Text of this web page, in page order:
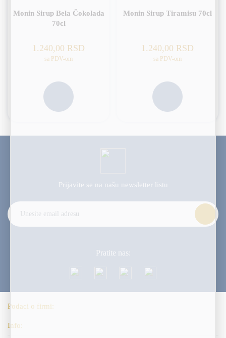
Monin Sirup Bela Čokolada
70cl
1.240,00 RSD
sa PDV-om
Monin Sirup Tiramisu 70cl
1.240,00 RSD
sa PDV-om
Prijavite se na našu newsletter listu
Pratite nas:
Podaci o firmi:
Info: